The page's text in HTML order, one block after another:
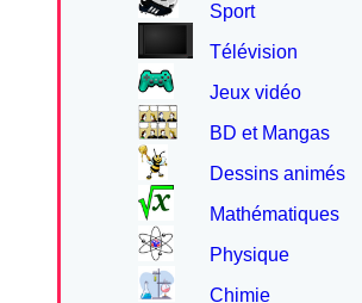
Sport
Télévision
Jeux vidéo
BD et Mangas
Dessins animés
Mathématiques
Physique
Chimie